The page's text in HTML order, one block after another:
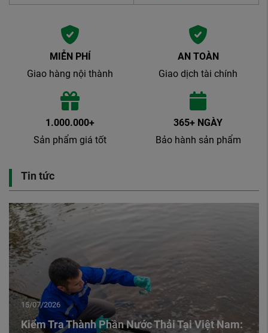
MIỄN PHÍ
Giao hàng nội thành
AN TOÀN
Giao dịch tài chính
1.000.000+
Sản phẩm giá tốt
365+ NGÀY
Bảo hành sản phẩm
Tin tức
15/07/2026
Kiểm Tra Thành Phần Nước Thải Tại Việt Nam: